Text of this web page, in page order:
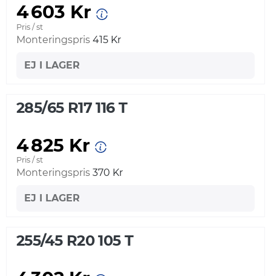
4 603 Kr
Pris / st
Monteringspris 415 Kr
EJ I LAGER
285/65 R17 116 T
4 825 Kr
Pris / st
Monteringspris 370 Kr
EJ I LAGER
255/45 R20 105 T